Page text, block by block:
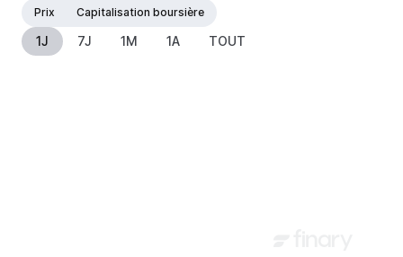
Prix
Capitalisation boursière
1J 7J 1M 1A TOUT